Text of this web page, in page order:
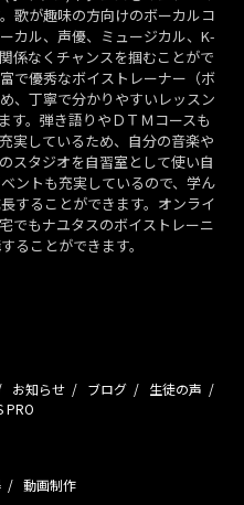
歌が趣味の方向けのボーカルコ
カル、声優、ミュージカル、K-
係なくチャンスを掴むことがで
で優秀なボイストレーナー（ボ
、丁寧で分かりやすいレッスン
す。弾き語りやＤＴＭコースも
実しているため、自分の音楽や
スタジオを自習室として使い自
ントも充実しているので、学ん
することができます。オンライ
でもナユタスのボイストレーニ
ることができます。
お知らせ ブログ
生徒の声
PRO
動画制作